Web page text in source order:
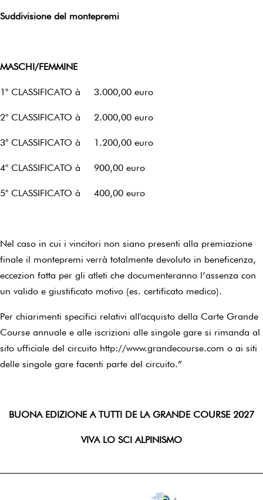
Suddivisione del montepremi
MASCHI/FEMMINE
1° CLASSIFICATO à 3.000,00 euro
2° CLASSIFICATO à 2.000,00 euro
3° CLASSIFICATO à 1.200,00 euro
4° CLASSIFICATO à 900,00 euro
5° CLASSIFICATO à 400,00 euro
Nel caso in cui i vincitori non siano presenti alla premiazione
finale il montepremi verrà totalmente devoluto in beneficenza,
eccezion fatta per gli atleti che documenteranno l’assenza con
un valido e giustificato motivo (es. certificato medico).
Per chiarimenti specifici relativi all'acquisto della Carte Grande
Course annuale e alle iscrizioni alle singole gare si rimanda al
sito ufficiale del circuito http://www.grandecourse.com o ai siti
delle singole gare facenti parte del circuito.”
BUONA EDIZIONE A TUTTI DE LA GRANDE COURSE 2027
VIVA LO SCI ALPINISMO